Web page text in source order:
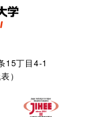
15丁目4-1
）